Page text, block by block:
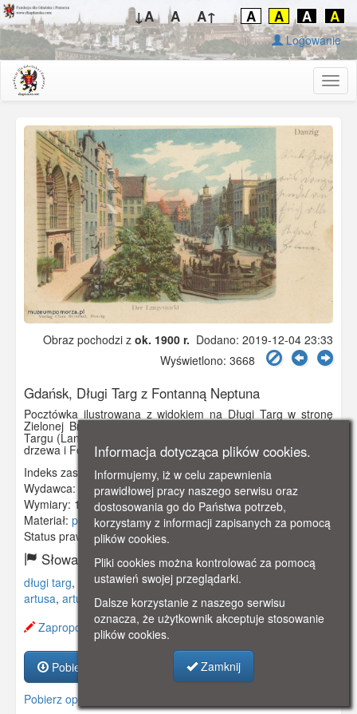
↓A A A↑ A A A A
Logowanie
Obraz pochodzi z ok. 1900 r. Dodano: 2019-12-04 23:33
Wyświetlono: 3668
Gdańsk, Długi Targ z Fontanną Neptuna
Pocztówka ilustrowana z widokiem na Długi Targ w stronę
Zielonej Bramy. Z lewej strony widoczna pierzeja Długiego
Targu (Langemarkt) z Dworem Artusa. W centralnym miejscu
drzewa i Fontanna Neptuna.
Indeks zasobu:GSP02644
Wydawca:
Clara Bernthal, Danzig
Wymiary: 140 x 90 mm
Materiał: pocztówka
Status prawny:Użycie Niekomercyjne
Słowa kluczowe:
długi targ, langemarkt, fontanna,fontanna neptuna
artusa, arturshof,zielona brama, drzewa,
Zaproponuj zmianę opisu.
Pobierz zasób
Pobierz opis
Informacja dotycząca plików cookies.
Informujemy, iż w celu zapewnienia
prawidłowej pracy naszego serwisu oraz
dostosowania go do Państwa potrzeb,
korzystamy z informacji zapisanych za pomocą
plików cookies.
Pliki cookies można kontrolować za pomocą
ustawień swojej przeglądarki.
Dalsze korzystanie z naszego serwisu
oznacza, że użytkownik akceptuje stosowanie
plików cookies.
Zamknij